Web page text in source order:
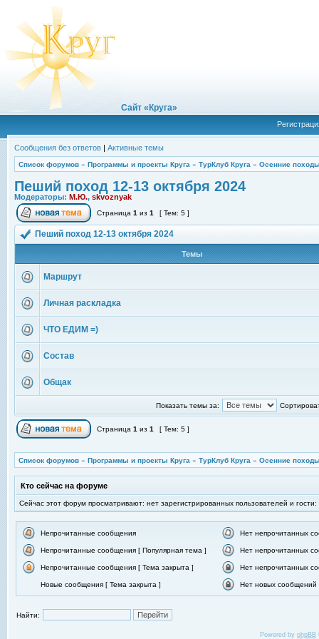
Сайт «Круга»
Сообщения без ответов | Активные темы
Список форумов » Программы и проекты Круга » ТурКлуб Круга » Осенние
Пеший поход 12-13 октября 2024
Модераторы: М.Ю., skvoznyak
Страница 1 из 1 [ Тем: 5 ]
Пеший поход 12-13 октября 2024
Темы
Маршрут
Личная раскладка
ЧТО ЕДИМ =)
Состав
Общак
Показать темы за:
Страница 1 из 1 [ Тем: 5 ]
Список форумов » Программы и проекты Круга » ТурКлуб Круга » Осенние
Кто сейчас на форуме
Сейчас этот форум просматривают: нет зарегистрированных пользователей и гости:
Непрочитанные сообщения Нет непрочитанных
Непрочитанные сообщения [ Популярная тема ] Нет непрочитанных
Непрочитанные сообщения [ Тема закрыта ] Нет непрочитанных
Новые сообщения [ Тема закрыта ] Нет новых сообщений
Найти:
Powered by phpBB